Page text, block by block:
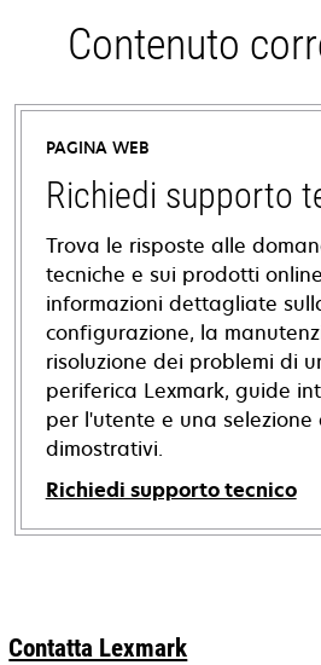
Contenuto
PAGINA WEB
Richiedi supporto
Trova le risposte alle
tecniche e sui prodotti
informazioni dettagliate
configurazione, la
risoluzione dei problemi di
periferica Lexmark, guide
per l'utente e una selezione
dimostrativi.
Richiedi supporto tecnico
si
nuova
Contatta Lexmark